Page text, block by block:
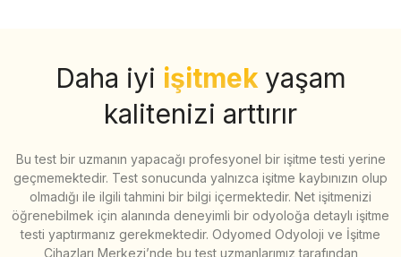
Daha iyi işitmek yaşam
kalitenizi arttırır
Bu test bir uzmanın yapacağı profesyonel bir işitme testi yerine
geçmemektedir. Test sonucunda yalnızca işitme kaybınızın olup
olmadığı ile ilgili tahmini bir bilgi içermektedir. Net işitmenizi
öğrenebilmek için alanında deneyimli bir odyoloğa detaylı işitme
testi yaptırmanız gerekmektedir. Odyomed Odyoloji ve İşitme
Cihazları Merkezi’nde bu test uzmanlarımız tarafından